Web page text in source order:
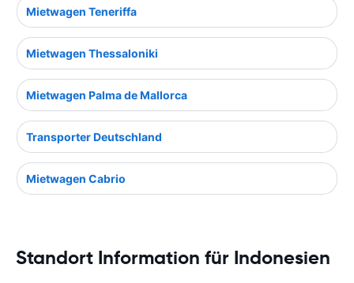
Mietwagen Teneriffa
Mietwagen Thessaloniki
Mietwagen Palma de Mallorca
Transporter Deutschland
Mietwagen Cabrio
Standort Information für Indonesien